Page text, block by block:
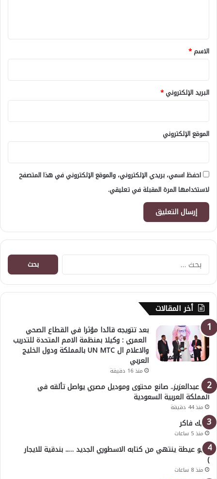
*
الاسم*
البريد الإلكتروني*
الموقع الإلكتروني
احفظ اسمي، بريدي الإلكتروني، والموقع الإلكتروني في هذا المتصفح
لاستخدامها المرة المقبلة في تعليقي.
البحث
عن:
أخر المقالات
بعد تتويجه قائدا مؤثرا في القطاع الصحي
العمري : وكيلا بمنظمة الامم المتحدة للتدريب
والاعلام ال UN MTC بالمملكة ودول الخليج
العربي
منذ 16 دقيقة
بدر عبدالعزيز.. صانع محتوى وموديل مصري يواصل تألقه في
المملكة العربية السعودية
منذ 44 دقيقة
خليك فاكر
منذ 5 ساعات
( أبو عيطة ينتهي من كتابه الاسطوري الجديد ….. بندقية للايجار
)
منذ 8 ساعات